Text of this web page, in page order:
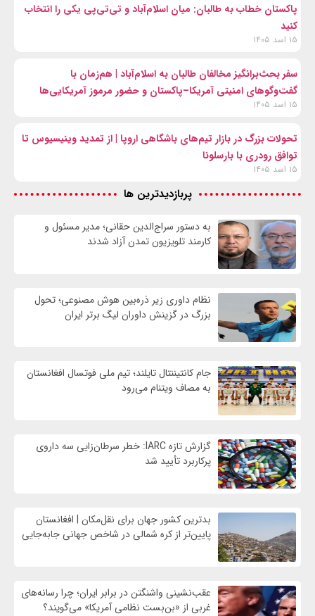
پاکستان خطاب به طالبان: میان اسلام‌آباد و تی‌تی‌پی یکی را انتخاب
کنید
۱۵ اسد ۱۴۰۵
سفر بحث‌برانگیز مخالفان طالبان به اسلام‌آباد | هم‌زمان با
گفت‌وگوهای امنیتی آمریکا–پاکستان و حضور مرموز آمریکایی‌ها
۱۵ اسد ۱۴۰۵
تحولات بزرگ در بازار تیم‌های باشگاهی اروپا | از تمدید وینیسیوس تا
توافق رودری با بارسلونا
۱۵ اسد ۱۴۰۵
پربازدیدترین ها
به دستور سراج‌الدین حقانی؛ مدیر مسئول و
کارمند تلویزیون تمدن آزاد شدند
نظام داوری زیر ذره‌بین هوش مصنوعی؛ تحول
بزرگ در گزینش داوران لیگ برتر ایران
جام کانتیننتال تایلند؛ تیم ملی فوتسال افغانستان
به مصاف ویتنام می‌رود
گزارش تازه IARC: خطر سرطان‌زایی سه داروی
پرکاربرد تأیید شد
بدترین کشور جهان برای نقل‌مکان | افغانستان
پایین‌تر از کره شمالی در شاخص جهانی جابه‌جایی
عقب‌نشینی واشنگتن در برابر ایران؛ چرا رسانه‌های
غربی از «بن‌بست نظامی آمریکا» می‌گویند؟